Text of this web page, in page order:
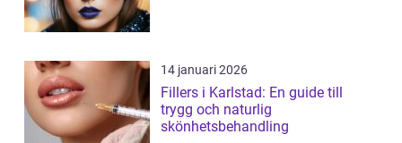
14 januari 2026
Fillers i Karlstad: En guide till
trygg och naturlig
skönhetsbehandling